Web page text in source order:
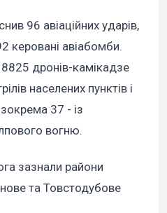
96 авіаційних ударів,
керовані авіабомби.
дронів-камікадзе
населених пунктів і
37 - із
вогню.
зазнали райони
та Товстодубове